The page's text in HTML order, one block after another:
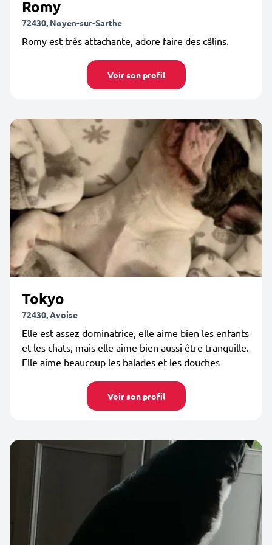
Romy
72430, Noyen-sur-Sarthe
Romy est très attachante, adore faire des câlins.
Voir son profil
Tokyo
72430, Avoise
Elle est assez dominatrice, elle aime bien les enfants
et les chats, mais elle aime bien aussi être tranquille.
Elle aime beaucoup les balades et les douches
Voir son profil